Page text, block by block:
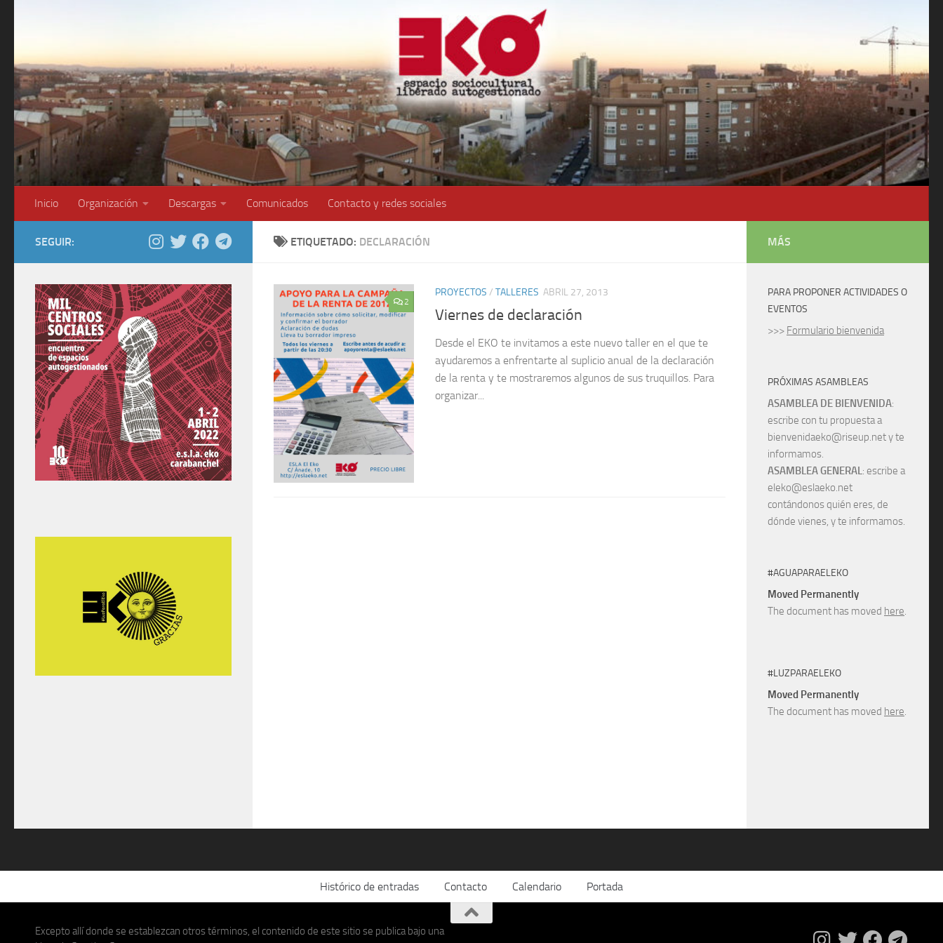
Inicio Organización Descargas Comunicados Contacto y redes sociales
ETIQUETADO: DECLARACIÓN
2
PROYECTOS / TALLERES ABRIL 27, 2013
Viernes de declaración
Desde el EKO te invitamos a este nuevo taller en el que te
ayudaremos a enfrentarte al suplicio anual de la declaración
de la renta y te mostraremos algunos de sus truquillos. Para
organizar...
SEGUIR: MÁS
PARA PROPONER ACTIVIDADES O
EVENTOS
>>> Formulario bienvenida
PRÓXIMAS ASAMBLEAS
ASAMBLEA DE BIENVENIDA:
escribe con tu propuesta a
bienvenidaeko@riseup.net y te
informamos.
ASAMBLEA GENERAL: escribe a
eleko@eslaeko.net
contándonos quién eres, de
dónde vienes, y te informamos.
#AGUAPARAELEKO
Moved Permanently
The document has moved here.
#LUZPARAELEKO
Moved Permanently
The document has moved here.
Histórico de entradas Contacto Calendario Portada
Excepto allí donde se establezcan otros términos, el contenido de este sitio se publica bajo una